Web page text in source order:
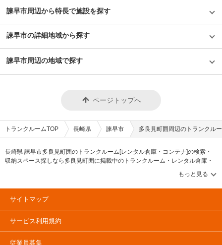
諫早市周辺から特長で施設を探す
諫早市の詳細地域から探す
諫早市周辺の地域で探す
ページトップへ
トランクルームTOP 長崎県 諫早市 多良見町囲周辺のトランクル
長崎県 諫早市多良見町囲のトランクルーム[レンタル倉庫・コンテナ]の検索・
収納スペース探しなら多良見町囲に掲載中のトランクルーム・レンタル倉庫・
レンタルコンテナなどの収納スペースを、借りたい地域から探して、広さ・料
金[賃料]・セキュリティ・空調完備・24時間出し入れ可能などの希望条件で絞込
み！豊富な物件数から様々な方法でご希望の収納スペースを簡単に探せるトラ
ンクルーム情報サイトです。多良見町囲で気になるトランクルームを見つけた
サイトマップ
サービス利用規約
従業員募集